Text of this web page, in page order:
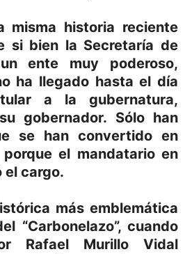
misma historia reciente
si bien la Secretaría de
ente muy poderoso,
ha llegado hasta el día
a la gubernatura,
gobernador. Sólo han
se han convertido en
el mandatario en
el cargo.
más emblemática
“Carbonelazo”, cuando
Rafael Murillo Vidal